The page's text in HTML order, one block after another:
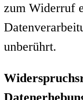
zum Widerruf
unberührt.